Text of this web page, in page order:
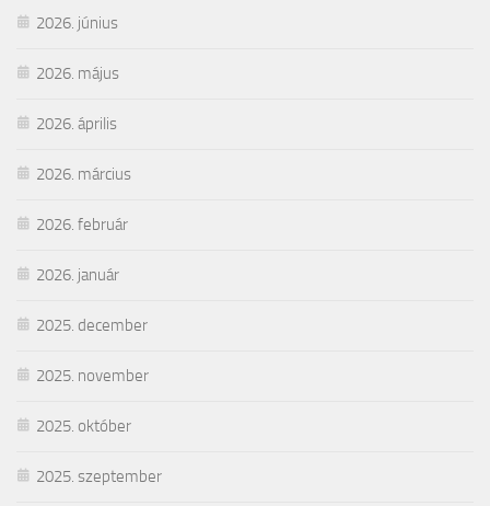
2026. június
2026. május
2026. április
2026. március
2026. február
2026. január
2025. december
2025. november
2025. október
2025. szeptember